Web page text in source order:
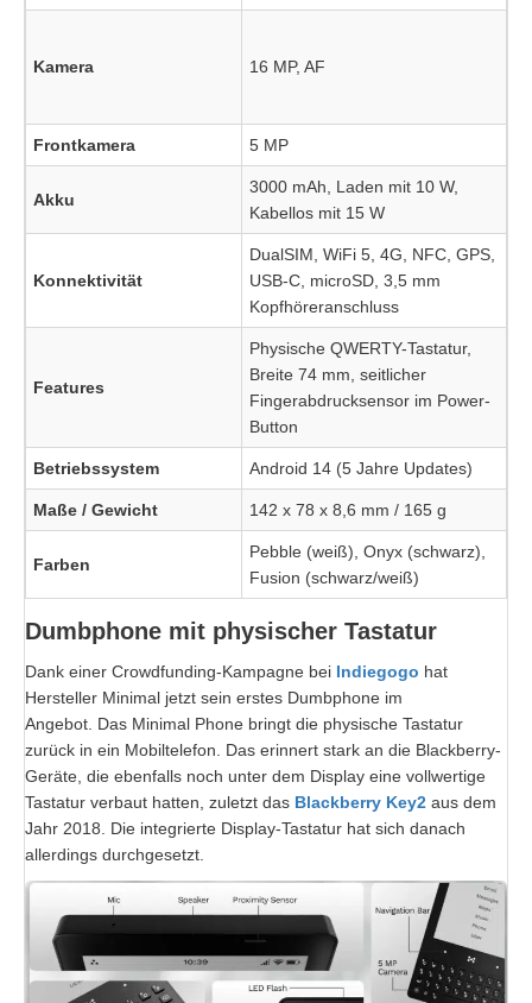
Kamera 16 MP, AF
Frontkamera 5 MP
Akku
3000 mAh, Laden mit 10 W,
Kabellos mit 15 W
Konnektivität
DualSIM, WiFi 5, 4G, NFC, GPS,
USB-C, microSD, 3,5 mm
Kopfhöreranschluss
Features
Physische QWERTY-Tastatur,
Breite 74 mm, seitlicher
Fingerabdrucksensor im Power-
Button
Betriebssystem Android 14 (5 Jahre Updates)
Maße / Gewicht 142 x 78 x 8,6 mm / 165 g
Farben
Pebble (weiß), Onyx (schwarz),
Fusion (schwarz/weiß)
Dumbphone mit physischer Tastatur
Dank einer Crowdfunding-Kampagne bei Indiegogo hat
Hersteller Minimal jetzt sein erstes Dumbphone im
Angebot. Das Minimal Phone bringt die physische Tastatur
zurück in ein Mobiltelefon. Das erinnert stark an die Blackberry-
Geräte, die ebenfalls noch unter dem Display eine vollwertige
Tastatur verbaut hatten, zuletzt das Blackberry Key2 aus dem
Jahr 2018. Die integrierte Display-Tastatur hat sich danach
allerdings durchgesetzt.